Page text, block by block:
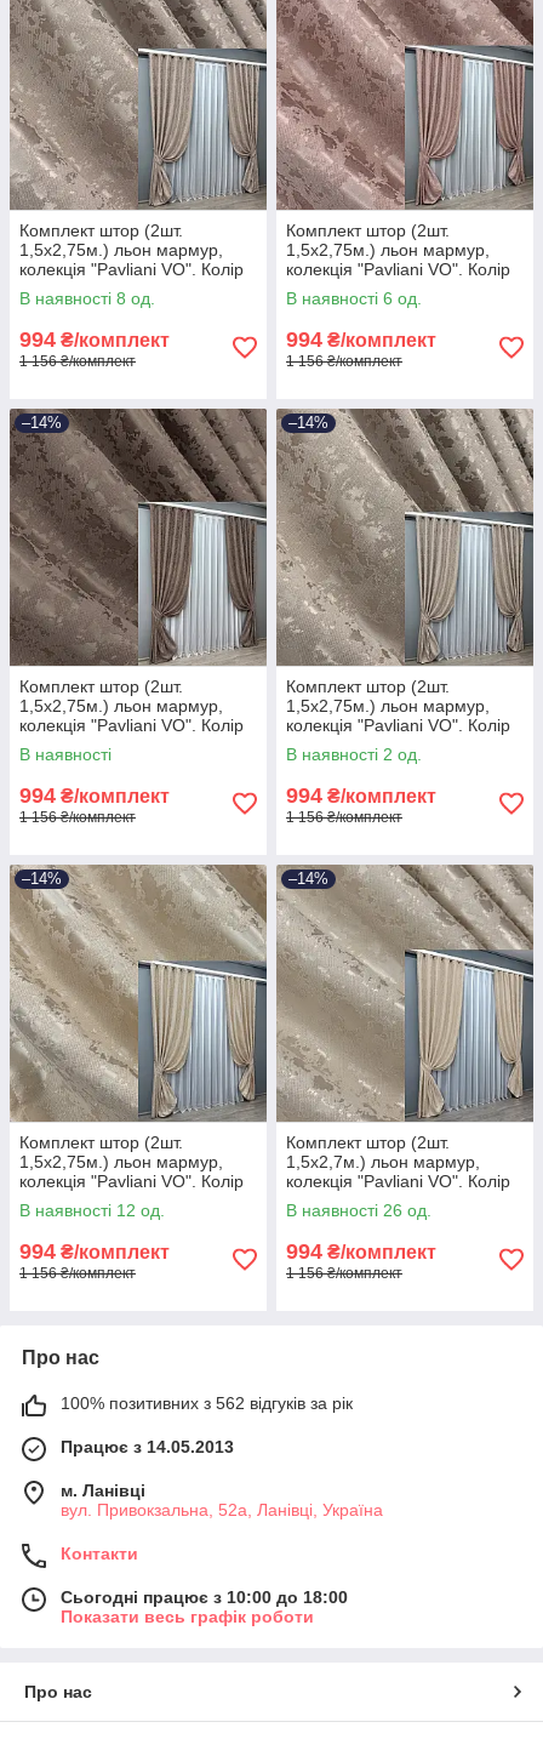
Комплект штор (2шт.
1,5х2,75м.) льон мармур,
колекція "Pavliani VO". Колір
світло-пудровий. Код 1715ш
33-0615
В наявності 8 од.
994 ₴/комплект
1 156 ₴/комплект
Комплект штор (2шт.
1,5х2,75м.) льон мармур,
колекція "Pavliani VO". Колір
пудровий. Код 1716ш 33-
0616
В наявності 6 од.
994 ₴/комплект
1 156 ₴/комплект
–14%
Комплект штор (2шт.
1,5х2,75м.) льон мармур,
колекція "Pavliani VO". Колір
какао. Код 1718ш 33-0618
В наявності
994 ₴/комплект
1 156 ₴/комплект
–14%
Комплект штор (2шт.
1,5х2,75м.) льон мармур,
колекція "Pavliani VO". Колір
сіро-бежевий. Код 1717ш 33-
0617
В наявності 2 од.
994 ₴/комплект
1 156 ₴/комплект
–14%
Комплект штор (2шт.
1,5х2,75м.) льон мармур,
колекція "Pavliani VO". Колір
айворі. Код 1713ш 33-0613
В наявності 12 од.
994 ₴/комплект
1 156 ₴/комплект
–14%
Комплект штор (2шт.
1,5х2,7м.) льон мармур,
колекція "Pavliani VO". Колір
бежевий. Код 1767ш 33-0723
В наявності 26 од.
994 ₴/комплект
1 156 ₴/комплект
Про нас
100% позитивних з 562 відгуків за рік
Працює з 14.05.2013
м. Ланівці
вул. Привокзальна, 52а, Ланівці, Україна
Контакти
Сьогодні працює з 10:00 до 18:00
Показати весь графік роботи
Про нас